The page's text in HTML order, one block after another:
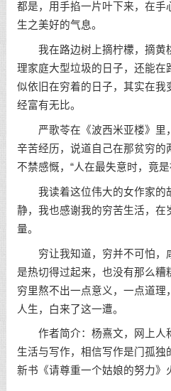
都是，用手掐一片叶下来，在手
生之美好的气息。
我在路边树上摘柠檬，摘黄
理家庭大型垃圾的日子，还能在
似依旧在穷着的日子，其实在我
经富有无比。
严歌苓在《波西米亚楼》里
辛苦经历，说道自己在那贫穷的
不禁感慨，“人在最失意时，竟
我读着这位伟大的女作家的
静，我也感谢我的穷苦生活，在
量。
穷让我知道，穷并不可怕，
是热切得过起来，也没有那么糟
穷里熬不出一点意义，一点道理
人生，白来了这一遭。
作者简介：杨熹文，网上人
生活与写作，相信写作是门孤独
新书《请尊重一个姑娘的努力》